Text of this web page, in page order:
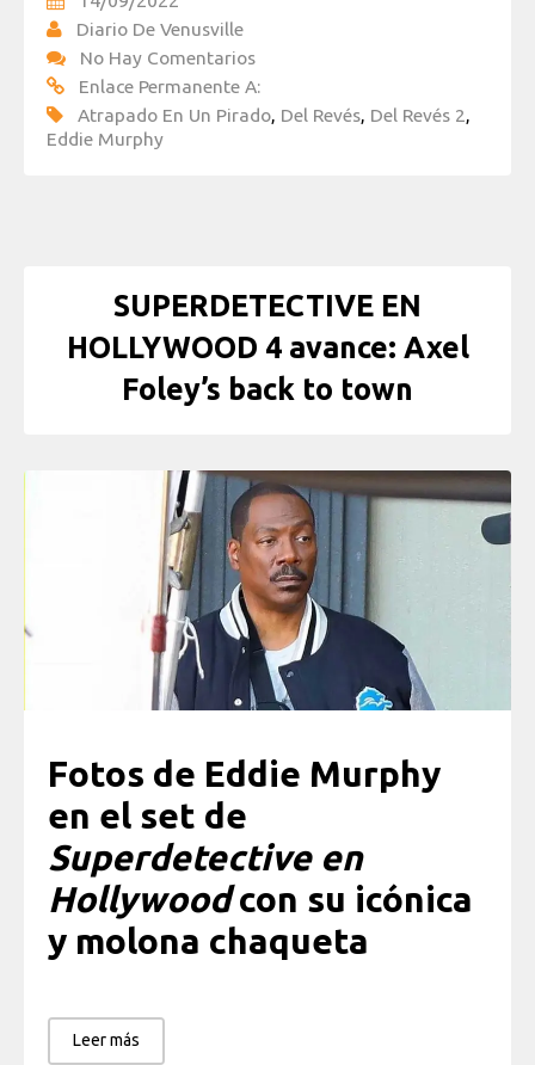
Diario De Venusville
No Hay Comentarios
Enlace Permanente A:
Atrapado En Un Pirado, Del Revés, Del Revés 2,
Eddie Murphy
SUPERDETECTIVE EN
HOLLYWOOD 4 avance: Axel
Foley’s back to town
Fotos de Eddie Murphy
en el set de
Superdetective en
Hollywoodcon su icónica
y molona chaqueta
Leer más